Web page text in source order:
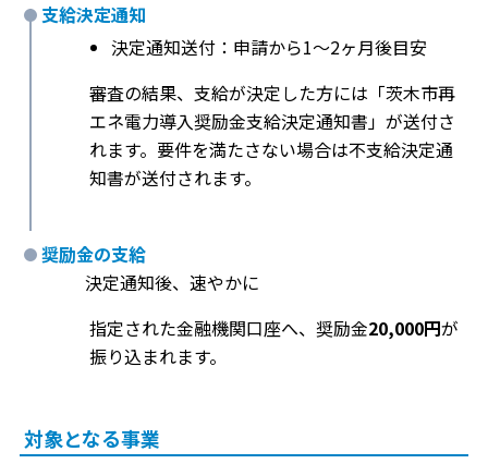
支給決定通知
決定通知送付：申請から1〜2ヶ月後目安
審査の結果、支給が決定した方には「茨木市再
エネ電力導入奨励金支給決定通知書」が送付さ
れます。要件を満たさない場合は不支給決定通
知書が送付されます。
奨励金の支給
決定通知後、速やかに
指定された金融機関口座へ、奨励金20,000円が
振り込まれます。
対象となる事業